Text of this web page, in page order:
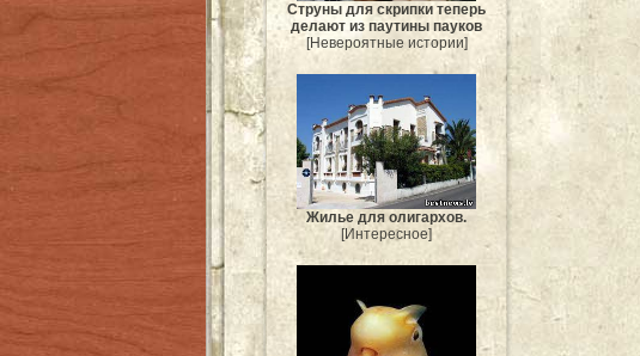
Струны для скрипки теперь
делают из паутины пауков
[Невероятные истории]
Жилье для олигархов.
[Интересное]